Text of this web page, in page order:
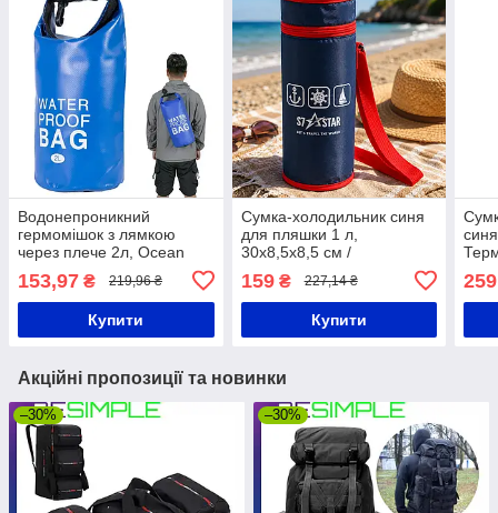
Водонепроникний
гермомішок з лямкою
через плече 2л, Ocean
захисту речей
153,97 ₴ 219,96 ₴
Купити
Сумка-холодильник синя
для пляшки 1 л,
30х8,5х8,5 см /
Термочохол / Сумка для
пляшки
159₴ 227,14 ₴
Купити
259
Акційні пропозиції та новинки
–30% –30%